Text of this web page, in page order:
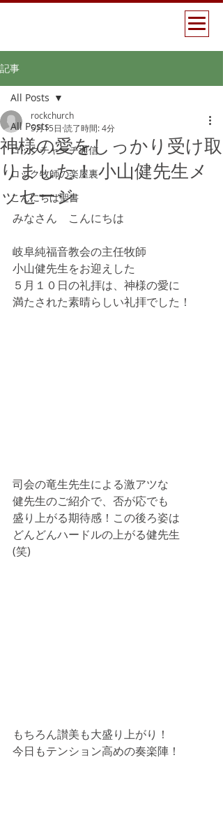
記事
All Posts
ロックチャーチ通信
ロック牧師の楽屋裏
こんにちは聖書
All Posts
神様の愛をしっかり受け取
りました！ 小山健先生メ
ッセージ
rockchurch
5月15日 読了時間: 4分
みなさん　こんにちは
岐阜純福音教会の主任牧師
小山健先生をお迎えした
５月１０日の礼拝は、神様の愛に
満たされた素晴らしい礼拝でした！
司会の竜生先生による激アツな
健先生のご紹介で、否が応でも
盛り上がる期待感！この後ろ姿は
どんどんハードルの上がる健先生
(笑)
もちろん讃美も大盛り上がり！
今日もテンション高めの奏楽陣！